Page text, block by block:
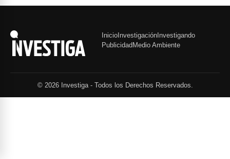
InicioInvestigaciónInvestigando
PublicidadMedio Ambiente
© 2026 Investiga - Todos los Derechos Reservados.